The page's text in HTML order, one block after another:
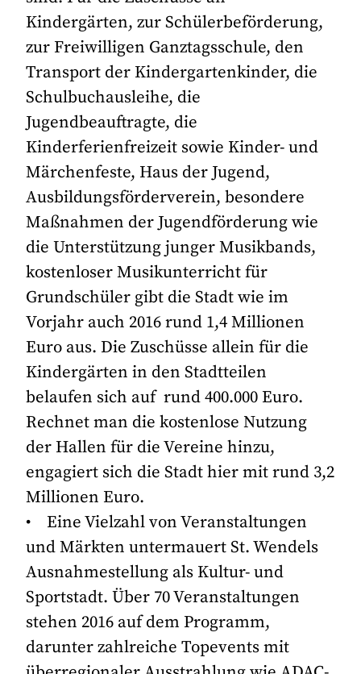
Kindergärten, zur Schülerbeförderung,
zur Freiwilligen Ganztagsschule, den
Transport der Kindergartenkinder, die
Schulbuchausleihe, die
Jugendbeauftragte, die
Kinderferienfreizeit sowie Kinder- und
Märchenfeste, Haus der Jugend,
Ausbildungsförderverein, besondere
Maßnahmen der Jugendförderung wie
die Unterstützung junger Musikbands,
kostenloser Musikunterricht für
Grundschüler gibt die Stadt wie im
Vorjahr auch 2016 rund 1,4 Millionen
Euro aus. Die Zuschüsse allein für die
Kindergärten in den Stadtteilen
belaufen sich auf rund 400.000 Euro.
Rechnet man die kostenlose Nutzung
der Hallen für die Vereine hinzu,
engagiert sich die Stadt hier mit rund 3,2
Millionen Euro.
• Eine Vielzahl von Veranstaltungen
und Märkten untermauert St. Wendels
Ausnahmestellung als Kultur- und
Sportstadt. Über 70 Veranstaltungen
stehen 2016 auf dem Programm,
darunter zahlreiche Topevents mit